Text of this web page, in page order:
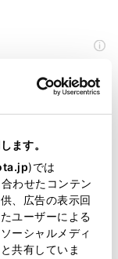
ます。
)では
わせたコンテン
、広告の表示回
ユーザーによる
ーシャルメディ
共有していま